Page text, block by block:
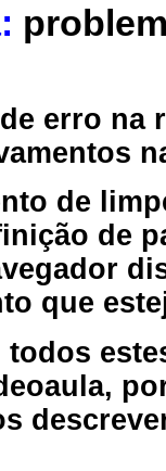
erro
de
de
que
todos